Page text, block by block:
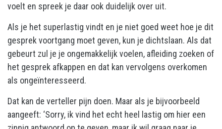
voelt en spreek je daar ook duidelijk over uit.
Als je het superlastig vindt en je niet goed weet hoe je dit
gesprek voortgang moet geven, kun je dichtslaan. Als dat
gebeurt zul je je ongemakkelijk voelen, afleiding zoeken of
het gesprek afkappen en dat kan vervolgens overkomen
als ongeïnteresseerd.
Dat kan de verteller pijn doen. Maar als je bijvoorbeeld
aangeeft: ‘Sorry, ik vind het echt heel lastig om hier een